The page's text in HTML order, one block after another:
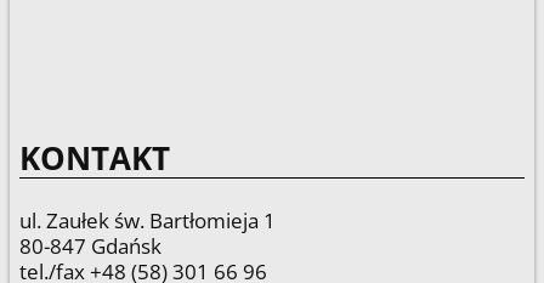
KONTAKT
ul. Zaułek św. Bartłomieja 1
80-847 Gdańsk
tel./fax +48 (58) 301 66 96